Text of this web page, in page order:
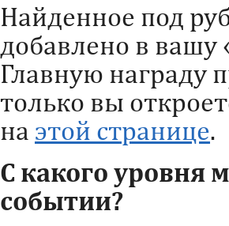
Найденное под
добавлено в вашу
Главную награду
только вы
на этой странице.
С какого уровня
событии?